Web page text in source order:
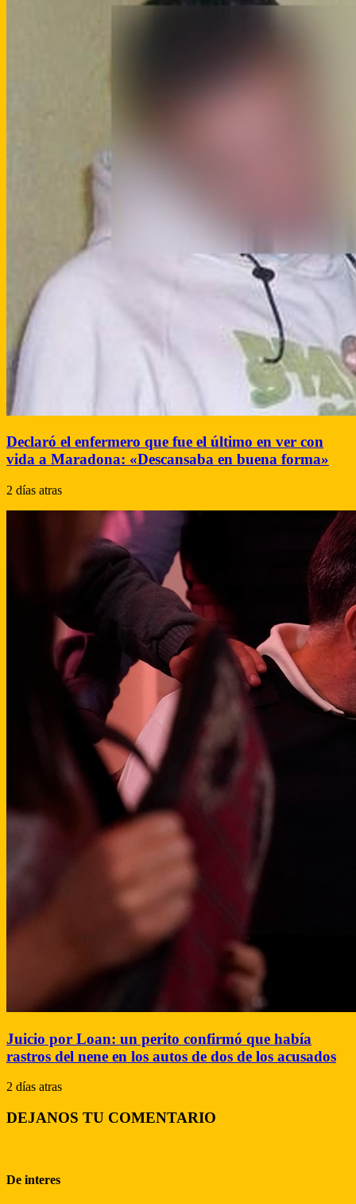
Declaró el enfermero que fue el último en ver con
vida a Maradona: «Descansaba en buena forma»
2 días atras
Juicio por Loan: un perito confirmó que había
rastros del nene en los autos de dos de los acusados
2 días atras
DEJANOS TU COMENTARIO
De interes